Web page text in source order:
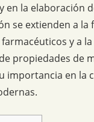
en la elaboración
se extienden a la
y a la
propiedades de
importancia en la